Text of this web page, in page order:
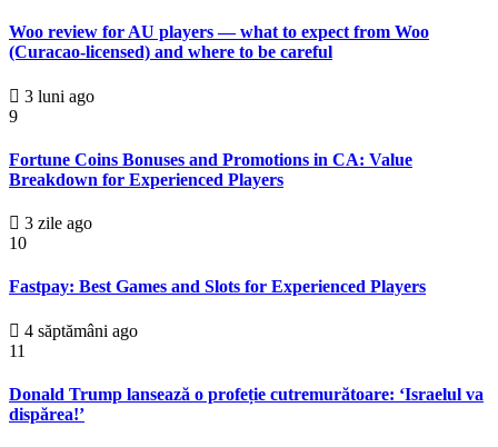
Woo review for AU players — what to expect from Woo
(Curacao‑licensed) and where to be careful
3 luni ago
9
Fortune Coins Bonuses and Promotions in CA: Value
Breakdown for Experienced Players
3 zile ago
10
Fastpay: Best Games and Slots for Experienced Players
4 săptămâni ago
11
Donald Trump lansează o profeție cutremurătoare: ‘Israelul va
dispărea!’